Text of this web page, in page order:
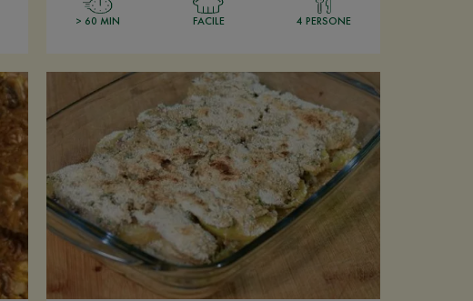
> 60 MIN FACILE 4 PERSONE